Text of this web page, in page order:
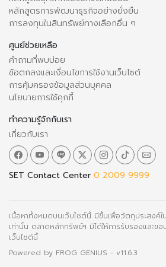
หลักสูตรการพัฒนาธุรกิจอย่างยั่งยืน
การลงทุนในสินทรัพย์ทางเลือกอื่น ๆ
ศูนย์ช่วยเหลือ
คำถามที่พบบ่อย
ข้อตกลงและเงื่อนไขการใช้งานเว็บไซต์
การคุ้มครองข้อมูลส่วนบุคคล
นโยบายการใช้คุกกี้
ทำความรู้จักกับเรา
เกี่ยวกับเรา
SET Contact Center 0 2009 9999
เนื้อหาทั้งหมดบนเว็บไซต์นี้ มีขึ้นเพื่อวัตถุประสงค์ใ
เท่านั้น ตลาดหลักทรัพย์ฯ มิได้ให้การรับรองและข
เว็บไซต์นี้
Powered by FROG GENIUS - v11.6.3